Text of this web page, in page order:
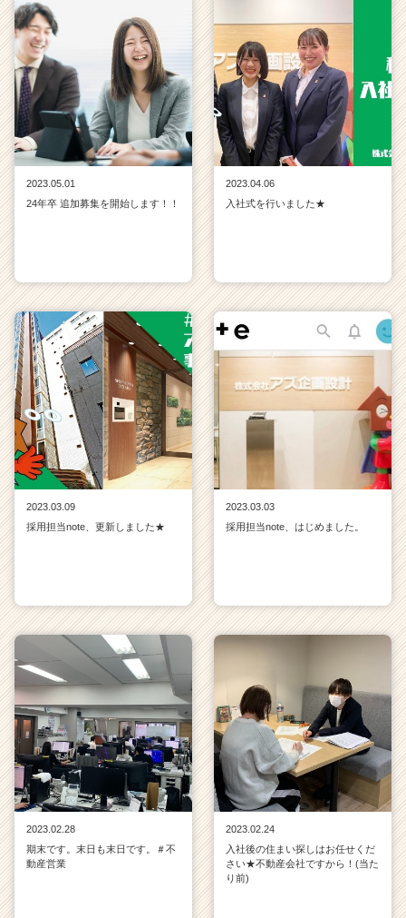
2023.05.01
24年卒 追加募集を開始します！！
2023.04.06
入社式を行いました★
2023.03.09
採用担当note、更新しました★
2023.03.03
採用担当note、はじめました。
2023.02.28
期末です。末日も末日です。＃不
動産営業
2023.02.24
入社後の住まい探しはお任せくだ
さい★不動産会社ですから！(当た
り前)